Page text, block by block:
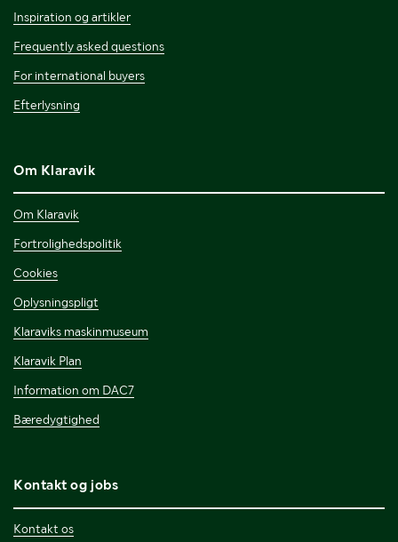
Inspiration og artikler
Frequently asked questions
For international buyers
Efterlysning
Om Klaravik
Om Klaravik
Fortrolighedspolitik
Cookies
Oplysningspligt
Klaraviks maskinmuseum
Klaravik Plan
Information om DAC7
Bæredygtighed
Kontakt og jobs
Kontakt os